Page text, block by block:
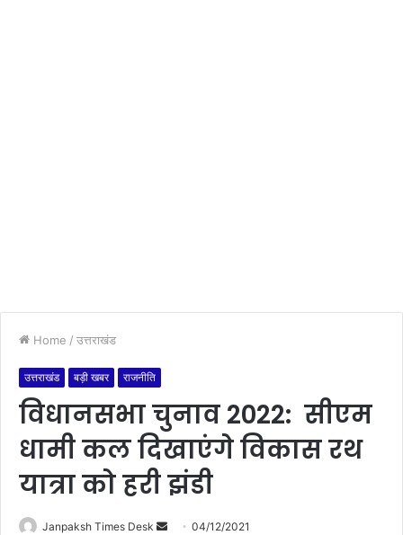
Home / उत्तराखंड
उत्तराखंड बड़ी खबर राजनीति
विधानसभा चुनाव 2022: सीएम
धामी कल दिखाएंगे विकास रथ
यात्रा को हरी झंडी
Janpaksh Times Desk 04/12/2021